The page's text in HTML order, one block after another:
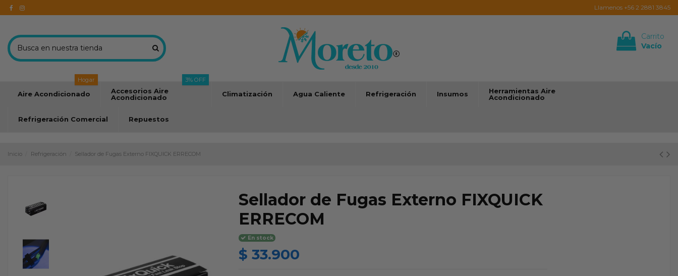
Llamenos +56 2 2881 3845
Carrito
Vacío
Aire Acondicionado
Hogar
Accesorios Aire
Acondicionado
3% OFF
Climatización Agua Caliente Refrigeración Insumos
Herramientas Aire
Acondicionado
Refrigeración Comercial Repuestos
Inicio Refrigeración Sellador de Fugas Externo FIXQUICK ERRECOM
Sellador de Fugas Externo FIXQUICK
ERRECOM
En stock
$ 33.900